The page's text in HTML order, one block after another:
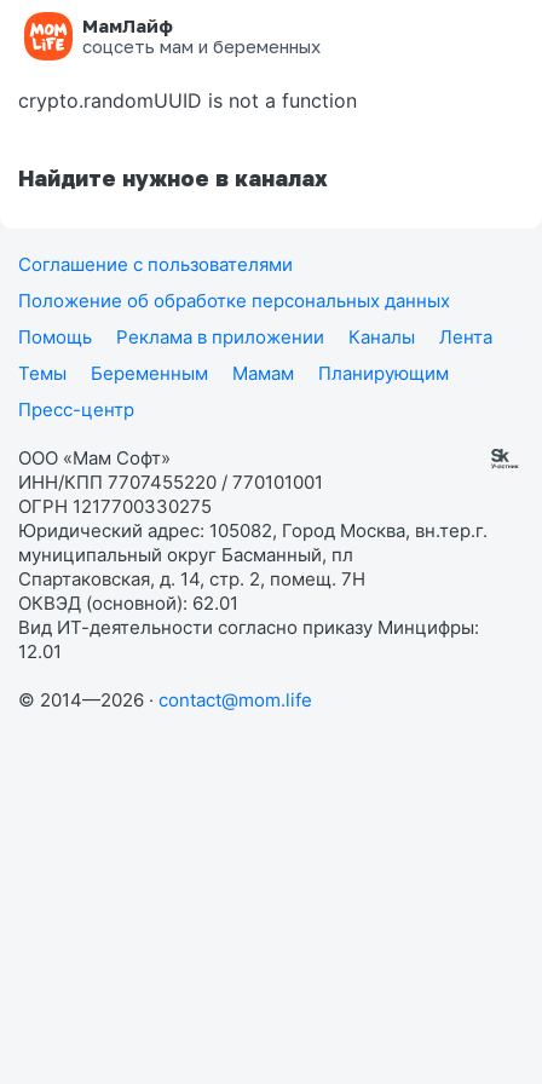
МамЛайф
соцсеть мам и беременных
Ошибка на странице
crypto.randomUUID is not a function
Найдите нужное в каналах
Соглашение с пользователями
Положение об обработке персональных данных
Помощь
Реклама в приложении Каналы
Лента
Темы
Беременным Мамам
Планирующим
Пресс-центр
ООО «Мам Софт»
ИНН/КПП 7707455220 / 770101001
ОГРН 1217700330275
Юридический адрес: 105082, Город Москва, вн.тер.г.
муниципальный округ Басманный, пл
Спартаковская, д. 14, стр. 2, помещ. 7Н
ОКВЭД (основной): 62.01
Вид ИТ-деятельности согласно приказу Минцифры:
12.01
© 2014—2026 · contact@mom.life